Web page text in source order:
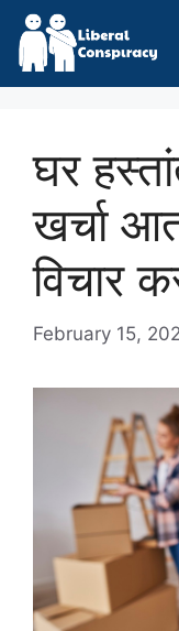
Skip
content
घर
खर्चा
विचार
February 15,